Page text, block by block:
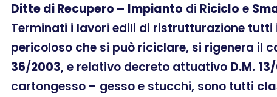
Ditte di Recupero – Impianto di Riciclo e
Terminati i lavori edili di ristrutturazione
pericoloso che si può riciclare, si rigenera il
36/2003, e relativo decreto attuativo D.M.
cartongesso – gesso e stucchi, sono tutti